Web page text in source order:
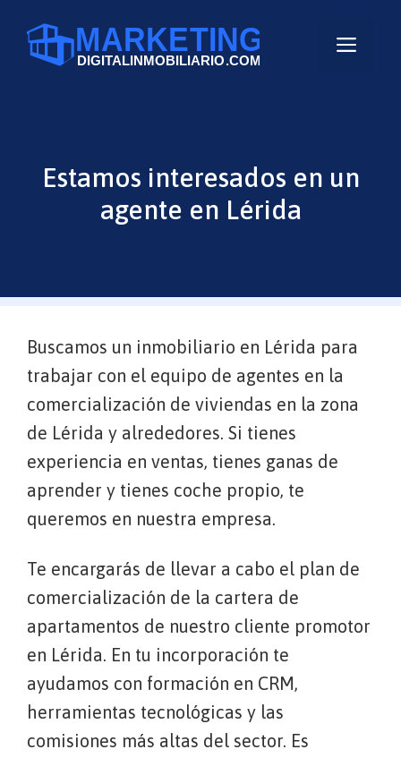
contenido
Estamos interesados en un
agente en Lérida
Buscamos un inmobiliario en Lérida para
trabajar con el equipo de agentes en la
comercialización de viviendas en la zona
de Lérida y alrededores. Si tienes
experiencia en ventas, tienes ganas de
aprender y tienes coche propio, te
queremos en nuestra empresa.
Te encargarás de llevar a cabo el plan de
comercialización de la cartera de
apartamentos de nuestro cliente promotor
en Lérida. En tu incorporación te
ayudamos con formación en CRM,
herramientas tecnológicas y las
comisiones más altas del sector. Es